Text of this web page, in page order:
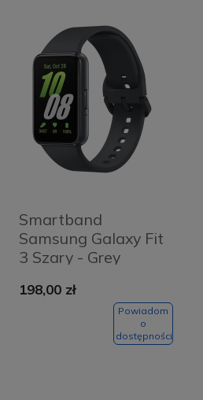
Smartband
Samsung Galaxy Fit
3 Szary - Grey
198,00 zł
Powiadom
o
dostępności